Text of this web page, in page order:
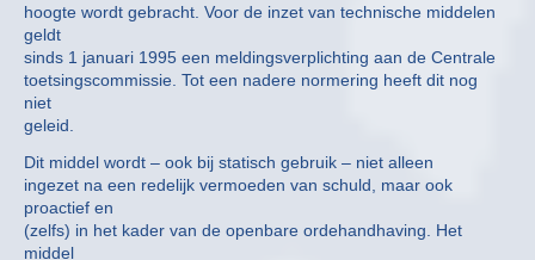
hoogte wordt gebracht. Voor de inzet van technische middelen
geldt
sinds 1 januari 1995 een meldingsverplichting aan de Centrale
toetsingscommissie. Tot een nadere normering heeft dit nog
niet
geleid.
Dit middel wordt – ook bij statisch gebruik – niet alleen
ingezet na een redelijk vermoeden van schuld, maar ook
proactief en
(zelfs) in het kader van de openbare ordehandhaving. Het
middel